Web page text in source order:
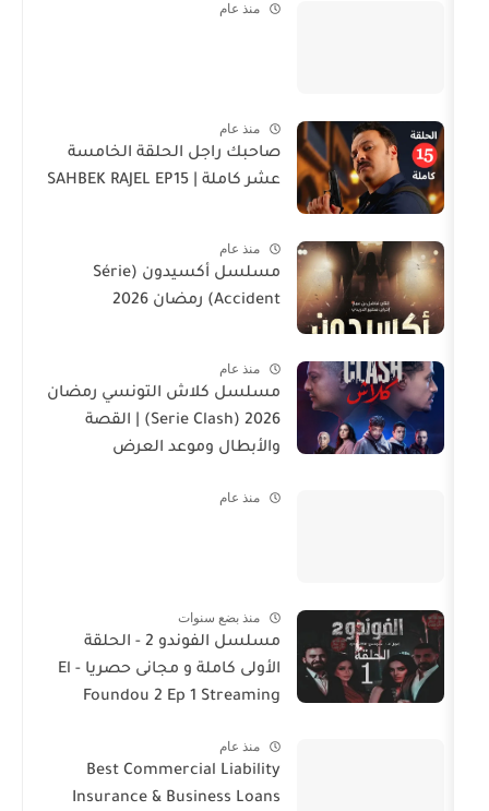
منذ عام
صاحبك راجل الحلقة الخامسة
عشر كاملة | SAHBEK RAJEL EP15
منذ عام
مسلسل أكسيدون (Série
Accident) رمضان 2026
منذ عام
مسلسل كلاش التونسي رمضان
2026 (Serie Clash) | القصة
والأبطال وموعد العرض
منذ بضع سنوات
مسلسل الفوندو 2 - الحلقة
الأولى كاملة و مجانى حصريا - El
Foundou 2 Ep 1 Streaming
Best Commercial Liability
Insurance & Business Loans